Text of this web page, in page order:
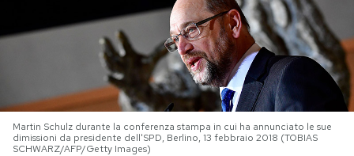
NEWSLETTER
I MIEI PREFERITI
Martin Schulz durante la conferenza stampa in cui ha annunciato le sue
dimissioni da presidente dell'SPD, Berlino, 13 febbraio 2018 (TOBIAS
SCHWARZ/AFP/Getty Images)